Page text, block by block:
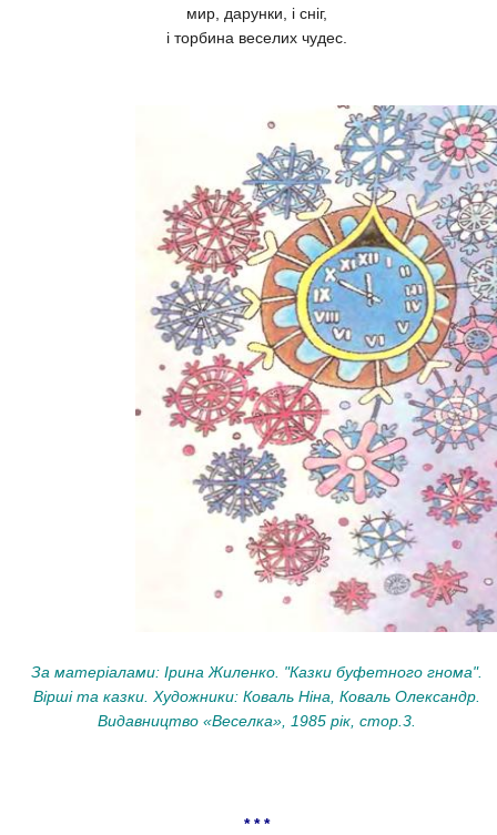
мир, дарунки, і сніг,
і торбина веселих чудес.
За матеріалами: Ірина Жиленко. "Казки буфетного гнома".
Вірші та казки. Художники: Коваль Ніна, Коваль Олександр.
Видавництво «Веселка», 1985 рік, стор.3.
* * *